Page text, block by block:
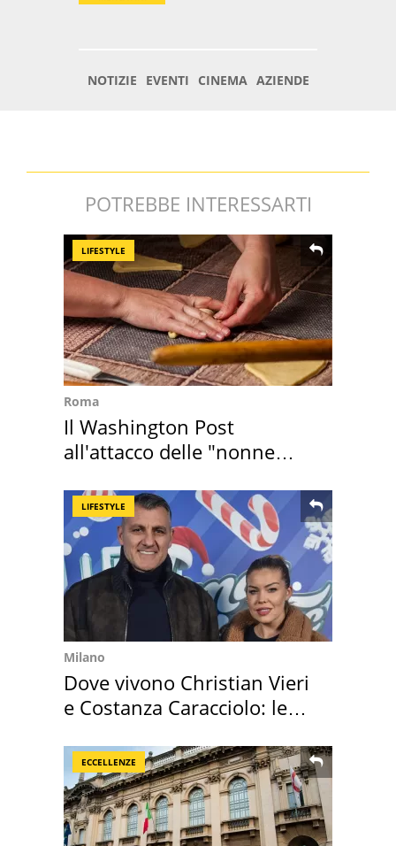
POTREBBE INTERESSARTI
LIFESTYLE
Roma
Il Washington Post
all'attacco delle "nonne
LIFESTYLE
Milano
Dove vivono Christian Vieri
e Costanza Caracciolo: le
ECCELLENZE